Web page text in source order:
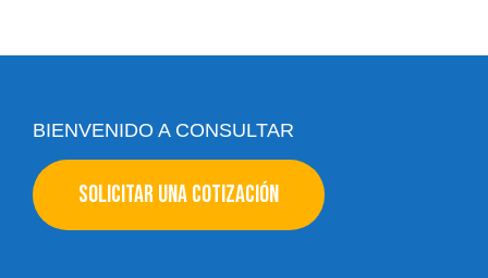
BIENVENIDO A CONSULTAR
SOLICITAR UNA COTIZACIÓN